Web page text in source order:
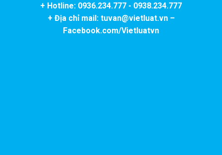
+ Hotline: 0936.234.777 - 0938.234.777
+ Địa chỉ mail: tuvan@vietluat.vn –
Facebook.com/Vietluatvn